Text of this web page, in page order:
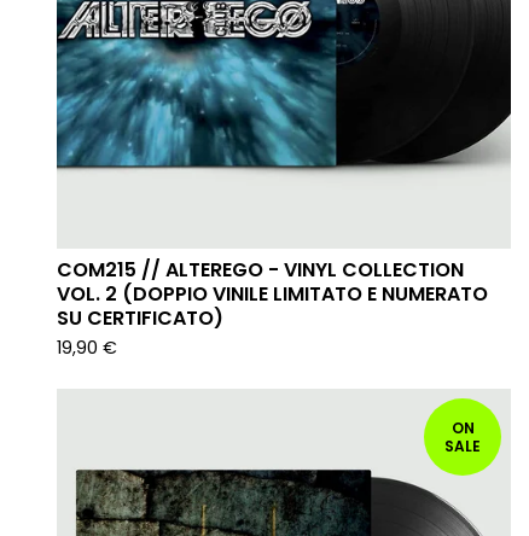
COM215 // ALTEREGO - VINYL COLLECTION
VOL. 2 (DOPPIO VINILE LIMITATO E NUMERATO
SU CERTIFICATO)
19,90 €
ON
SALE